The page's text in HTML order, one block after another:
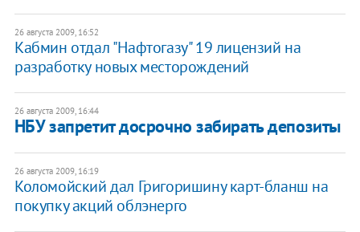
26 августа 2009, 16:52
Кабмин отдал "Нафтогазу" 19 лицензий на
разработку новых месторождений
26 августа 2009, 16:44
НБУ запретит досрочно забирать депозиты
26 августа 2009, 16:19
Коломойский дал Григоришину карт-бланш на
покупку акций облэнерго